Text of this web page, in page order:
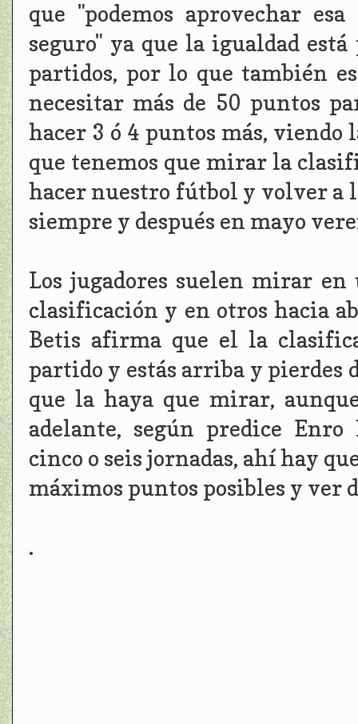
que "podemos aprovechar
seguro" ya que la igualdad
partidos, por lo que también
necesitar más de 50 puntos
hacer 3 ó 4 puntos más, viendo
que tenemos que mirar la
hacer nuestro fútbol y volver a
siempre y después en mayo
Los jugadores suelen mirar
clasificación y en otros hacia
Betis afirma que el la
partido y estás arriba y pierdes
que la haya que mirar,
adelante, según predice
cinco o seis jornadas, ahí hay
máximos puntos posibles y ver
.